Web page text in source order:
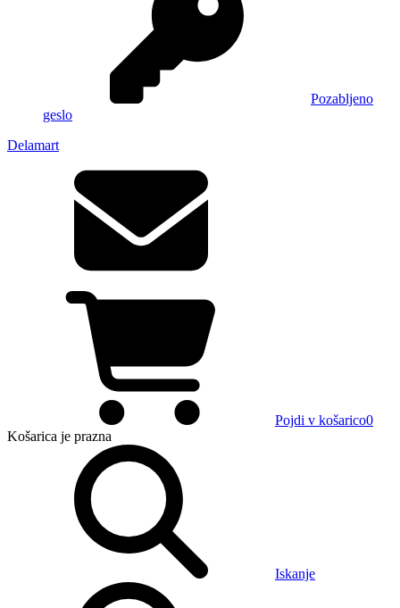
Pozabljeno
geslo
Delamart
Pojdi v košarico0
Košarica je prazna
Iskanje